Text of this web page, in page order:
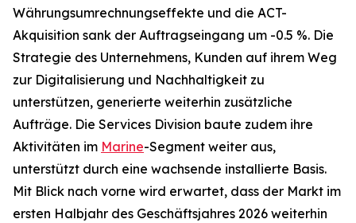
Währungsumrechnungseffekte und die ACT-
Akquisition sank der Auftragseingang um -0.5 %. Die
Strategie des Unternehmens, Kunden auf ihrem Weg
zur Digitalisierung und Nachhaltigkeit zu
unterstützen, generierte weiterhin zusätzliche
Aufträge. Die Services Division baute zudem ihre
Aktivitäten im Marine-Segment weiter aus,
unterstützt durch eine wachsende installierte Basis.
Mit Blick nach vorne wird erwartet, dass der Markt im
ersten Halbjahr des Geschäftsjahres 2026 weiterhin